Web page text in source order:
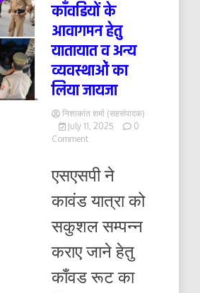
काँवडियों के
आवागमन हेतु
यातायात व अन्य
व्यवस्थाओं का
लिया जायजा
निशाकांत शर्मा (सहसंपादक)
July 11, 2025
0
Commenton
आवागमन
यातायात
अन्य
व्यवस्थाओं
का
जायजा
एसएसपी ने
कावंड यात्रा को
सकुशल सम्पन्न
कराए जाने हेतु
काँवड रूट का